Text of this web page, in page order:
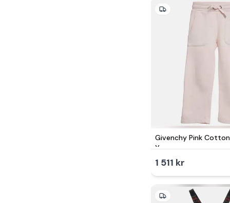
Givenchy Pink
Years
1 511 kr